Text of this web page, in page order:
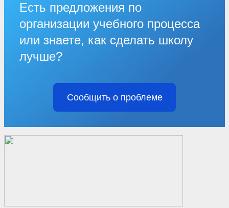
Есть предложения по
организации учебного процесса
или знаете, как сделать школу
лучше?
Сообщить о проблеме